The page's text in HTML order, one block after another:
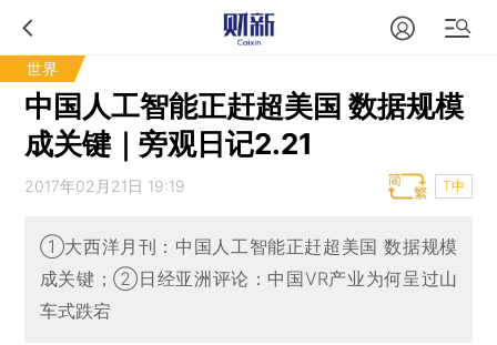
世界
中国人工智能正赶超美国 数据规模
成关键｜旁观日记2.21
2017年02月21日 19:19 T中
①大西洋月刊：中国人工智能正赶超美国 数据规模
成关键；②日经亚洲评论：中国VR产业为何呈过山
车式跌宕